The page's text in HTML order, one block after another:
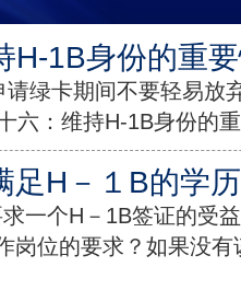
H-1B身份的重
请绿卡期间不要轻易
六：维持H-1B身份的
足H－１B的学
一个H－1B签证的受
岗位的要求？如果没